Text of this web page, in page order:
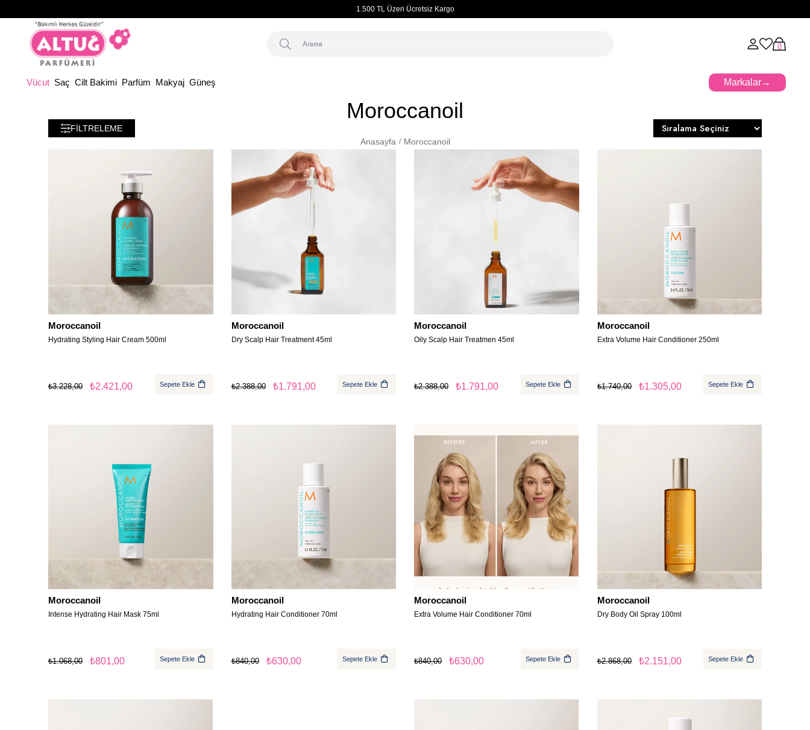
1.500 TL Üzeri Ücretsiz Kargo
0
Vücut Saç Cilt Bakimi Parfüm Makyaj Güneş Markalar
Moroccanoil
Anasayfa Moroccanoil
FILTRELEME
Moroccanoil
Hydrating Styling Hair Cream 500ml
₺2.421,00
₺3.228,00 Sepete Ekle
Moroccanoil
Dry Scalp Hair Treatment 45ml
₺1.791,00
₺2.388,00 Sepete Ekle
Moroccanoil
Oily Scalp Hair Treatmen 45ml
₺1.791,00
₺2.388,00 Sepete Ekle
Moroccanoil
Extra Volume Hair Conditioner 250ml
₺1.305,00
₺1.740,00 Sepete Ekle
Moroccanoil
Intense Hydrating Hair Mask 75ml
₺801,00
₺1.068,00 Sepete Ekle
Moroccanoil
Hydrating Hair Conditioner 70ml
₺630,00
₺840,00 Sepete Ekle
Moroccanoil
Extra Volume Hair Conditioner 70ml
₺630,00
₺840,00 Sepete Ekle
Moroccanoil
Dry Body Oil Spray 100ml
₺2.151,00
₺2.868,00 Sepete Ekle